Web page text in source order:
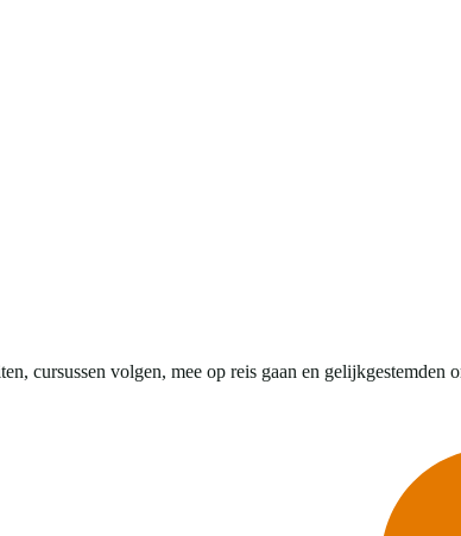
cursussen volgen, mee op reis gaan en gelijkgestemden